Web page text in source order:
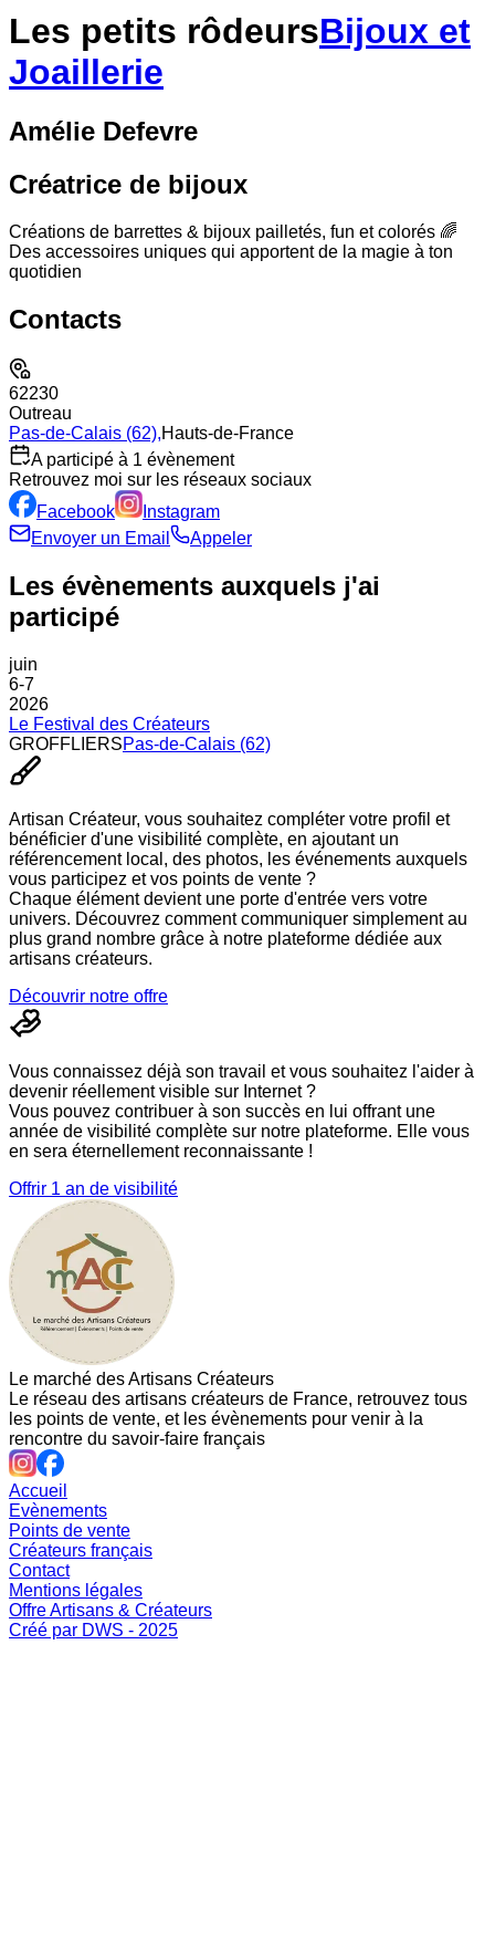
Les petits rôdeursBijoux et
Joaillerie
Amélie Defevre
Créatrice de bijoux
Créations de barrettes & bijoux pailletés, fun et colorés 🌈
Des accessoires uniques qui apportent de la magie à ton
quotidien
Contacts
62230
Outreau
Pas-de-Calais (62),Hauts-de-France
A participé à 1 évènement
Retrouvez moi sur les réseaux sociaux
Facebook
Instagram
Envoyer un Email
Appeler
Les évènements auxquels j'ai
participé
juin
6-7
2026
Le Festival des Créateurs
GROFFLIERSPas-de-Calais (62)
Artisan Créateur, vous souhaitez compléter votre profil et
bénéficier d'une visibilité complète, en ajoutant un
référencement local, des photos, les événements auxquels
vous participez et vos points de vente ?
Chaque élément devient une porte d'entrée vers votre
univers. Découvrez comment communiquer simplement au
plus grand nombre grâce à notre plateforme dédiée aux
artisans créateurs.
Découvrir notre offre
Vous connaissez déjà son travail et vous souhaitez l'aider à
devenir réellement visible sur Internet ?
Vous pouvez contribuer à son succès en lui offrant une
année de visibilité complète sur notre plateforme. Elle vous
en sera éternellement reconnaissante !
Offrir 1 an de visibilité
Le marché des Artisans Créateurs
Le réseau des artisans créateurs de France, retrouvez tous
les points de vente, et les évènements pour venir à la
rencontre du savoir-faire français
Accueil
Evènements
Points de vente
Créateurs français
Contact
Mentions légales
Offre Artisans & Créateurs
Créé par DWS - 2025